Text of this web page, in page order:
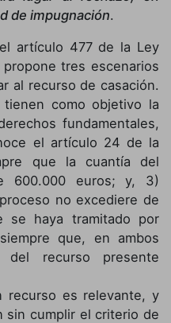
de impugnación.
artículo 477 de la Ley
tres escenarios
al recurso de casación.
como objetivo la
fundamentales,
el artículo 24 de la
que la cuantía del
600.000 euros; y, 3)
no excediere de
se haya tramitado por
que, en ambos
del recurso presente
recurso es relevante, y
sin cumplir el criterio de